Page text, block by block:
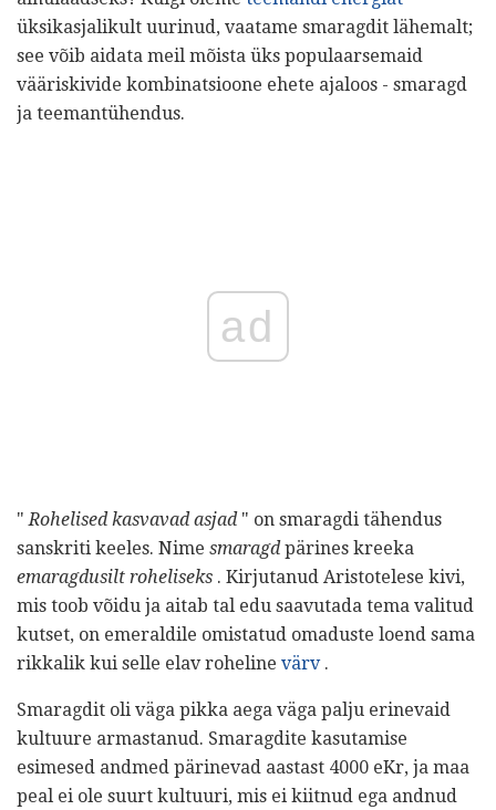
üksikasjalikult uurinud, vaatame smaragdit lähemalt;
see võib aidata meil mõista üks populaarsemaid
vääriskivide kombinatsioone ehete ajaloos - smaragd
ja teemantühendus.
ad
"Rohelised kasvavad asjad" on smaragdi tähendus
sanskriti keeles. Nime smaragdpärines kreeka
emaragdusilt roheliseks . Kirjutanud Aristotelese kivi,
mis toob võidu ja aitab tal edu saavutada tema valitud
kutset, on emeraldile omistatud omaduste loend sama
rikkalik kui selle elav roheline värv.
Smaragdit oli väga pikka aega väga palju erinevaid
kultuure armastanud. Smaragdite kasutamise
esimesed andmed pärinevad aastast 4000 eKr, ja maa
peal ei ole suurt kultuuri, mis ei kiitnud ega andnud